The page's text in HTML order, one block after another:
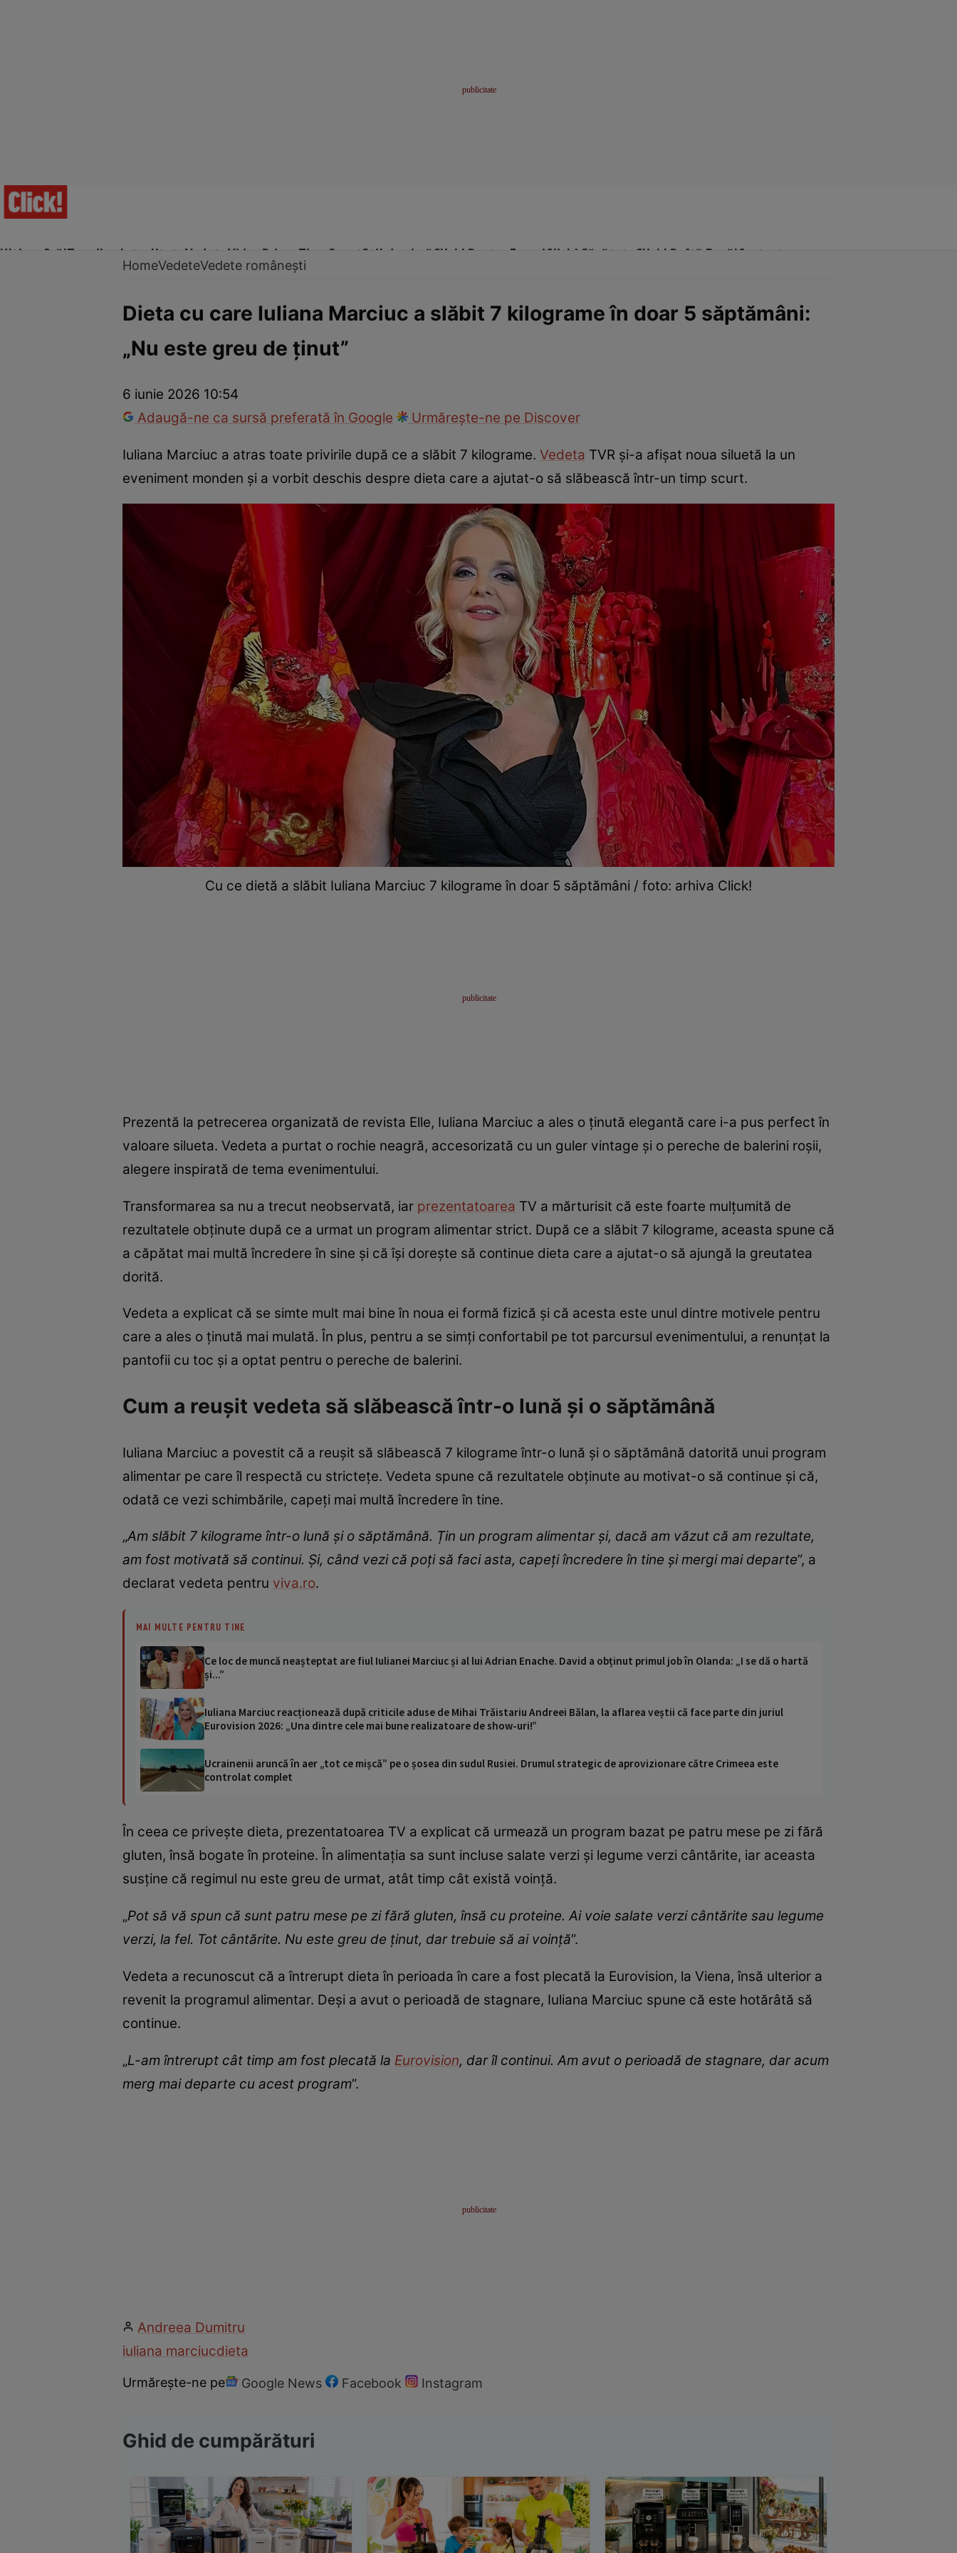
Ultima Oră!Trending Actualitate Vedete Video Prime Time SportStil de viațăClick! Pentru FemeiClick! Sănătate Click! Poftă Bună!Contact
Vedete internaționaleVedete româneștiInterviurile Click!Paparazzii Click!
HomeVedeteVedete românești
Dieta cu care Iuliana Marciuc a slăbit 7 kilograme în doar 5 săptămâni:
„Nu este greu de ținut”
6 iunie 2026 10:54
Adaugă-ne ca sursă preferată în Google
Urmărește-ne pe Discover
Iuliana Marciuc a atras toate privirile după ce a slăbit 7 kilograme. Vedeta TVR și-a afișat noua siluetă la un
eveniment monden și a vorbit deschis despre dieta care a ajutat-o să slăbească într-un timp scurt.
Cu ce dietă a slăbit Iuliana Marciuc 7 kilograme în doar 5 săptămâni / foto: arhiva Click!
Prezentă la petrecerea organizată de revista Elle, Iuliana Marciuc a ales o ținută elegantă care i-a pus perfect în
valoare silueta. Vedeta a purtat o rochie neagră, accesorizată cu un guler vintage și o pereche de balerini roșii,
alegere inspirată de tema evenimentului.
Transformarea sa nu a trecut neobservată, iar prezentatoarea TV a mărturisit că este foarte mulțumită de
rezultatele obținute după ce a urmat un program alimentar strict. După ce a slăbit 7 kilograme, aceasta spune că
a căpătat mai multă încredere în sine și că își dorește să continue dieta care a ajutat-o să ajungă la greutatea
dorită.
Vedeta a explicat că se simte mult mai bine în noua ei formă fizică și că acesta este unul dintre motivele pentru
care a ales o ținută mai mulată. În plus, pentru a se simți confortabil pe tot parcursul evenimentului, a renunțat la
pantofii cu toc și a optat pentru o pereche de balerini.
Cum a reușit vedeta să slăbească într-o lună și o săptămână
Iuliana Marciuc a povestit că a reușit să slăbească 7 kilograme într-o lună și o săptămână datorită unui program
alimentar pe care îl respectă cu strictețe. Vedeta spune că rezultatele obținute au motivat-o să continue și că,
odată ce vezi schimbările, capeți mai multă încredere în tine.
„Am slăbit 7 kilograme într-o lună și o săptămână. Țin un program alimentar și, dacă am văzut că am rezultate,
am fost motivată să continui. Și, când vezi că poți să faci asta, capeți încredere în tine și mergi mai departe”, a
declarat vedeta pentru viva.ro.
MAI MULTE PENTRU TINE
Ce loc de muncă neașteptat are fiul Iulianei Marciuc și al lui Adrian Enache. David a obținut primul job în Olanda: „I se dă o hartă
și...”
Iuliana Marciuc reacționează după criticile aduse de Mihai Trăistariu Andreei Bălan, la aflarea veștii că face parte din juriul
Eurovision 2026: „Una dintre cele mai bune realizatoare de show-uri!”
Ucrainenii aruncă în aer „tot ce mișcă” pe o șosea din sudul Rusiei. Drumul strategic de aprovizionare către Crimeea este
controlat complet
În ceea ce privește dieta, prezentatoarea TV a explicat că urmează un program bazat pe patru mese pe zi fără
gluten, însă bogate în proteine. În alimentația sa sunt incluse salate verzi și legume verzi cântărite, iar aceasta
susține că regimul nu este greu de urmat, atât timp cât există voință.
„Pot să vă spun că sunt patru mese pe zi fără gluten, însă cu proteine. Ai voie salate verzi cântărite sau legume
verzi, la fel. Tot cântărite. Nu este greu de ținut, dar trebuie să ai voință”.
Vedeta a recunoscut că a întrerupt dieta în perioada în care a fost plecată la Eurovision, la Viena, însă ulterior a
revenit la programul alimentar. Deși a avut o perioadă de stagnare, Iuliana Marciuc spune că este hotărâtă să
continue.
„L-am întrerupt cât timp am fost plecată la Eurovision, dar îl continui. Am avut o perioadă de stagnare, dar acum
merg mai departe cu acest program”.
Andreea Dumitru
iuliana marciucdieta
Urmărește-ne pe Google News Facebook Instagram
Ghid de cumpărături